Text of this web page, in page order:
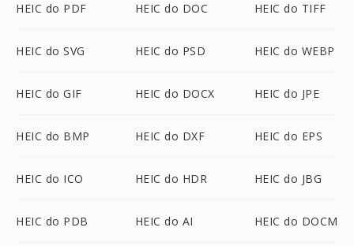
HEIC do PDF HEIC do DOC HEIC do TIFF
HEIC do SVG HEIC do PSD HEIC do WEBP
HEIC do GIF HEIC do DOCX HEIC do JPE
HEIC do BMP HEIC do DXF HEIC do EPS
HEIC do ICO HEIC do HDR HEIC do JBG
HEIC do PDB HEIC do AI HEIC do DOCM